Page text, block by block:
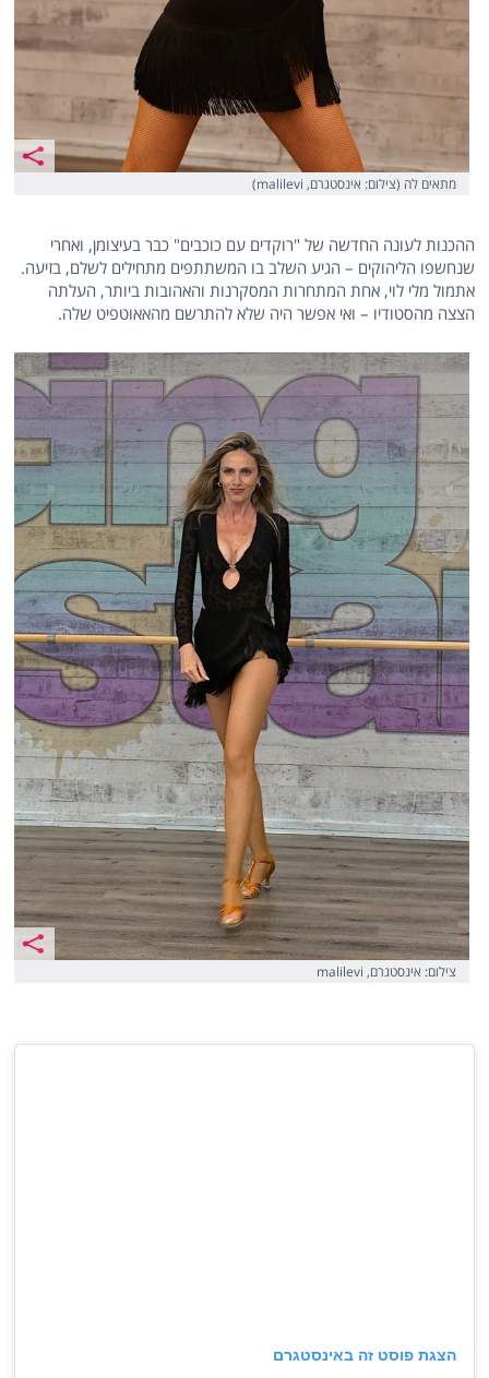
מתאים לה (צילום: אינסטגרם, malilevi)
ההכנות לעונה החדשה של "רוקדים עם כוכבים" כבר בעיצומן, ואחרי
שנחשפו הליהוקים – הגיע השלב בו המשתתפים מתחילים לשלם, בזיעה.
אתמול מלי לוי, אחת המתחרות המסקרנות והאהובות ביותר, העלתה
הצצה מהסטודיו – ואי אפשר היה שלא להתרשם מהאאוטפיט שלה.
צילום: אינסטגרם, malilevi
הצגת פוסט זה באינסטגרם